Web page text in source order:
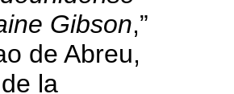
Gibson,”
de Abreu,
la